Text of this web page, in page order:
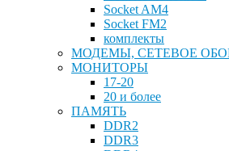
Socket AM4
Socket FM2
комплекты
МОДЕМЫ, СЕТЕВОЕ
МОНИТОРЫ
17-20
20 и более
ПАМЯТЬ
DDR2
DDR3